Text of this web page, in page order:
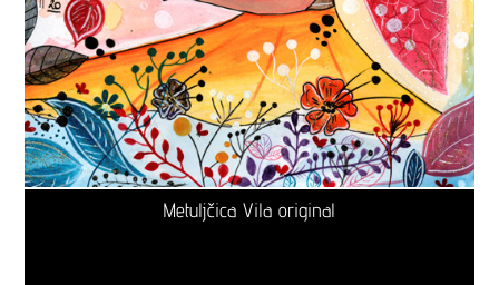
Metuljčica Vila original